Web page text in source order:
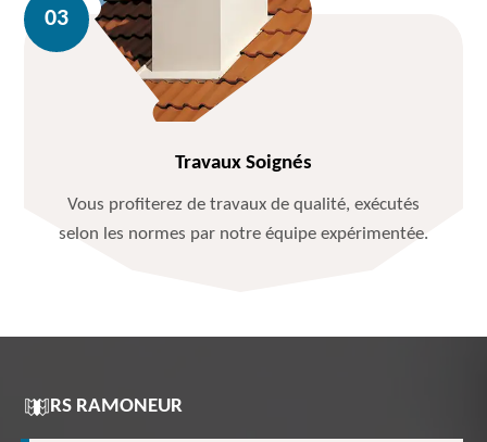
Travaux Soignés
Vous profiterez de travaux de qualité, exécutés
selon les normes par notre équipe expérimentée.
RS RAMONEUR